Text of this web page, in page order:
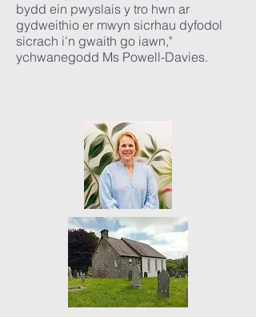
bydd ein pwyslais y tro hwn ar
gydweithio er mwyn sicrhau dyfodol
sicrach i'n gwaith go iawn,"
ychwanegodd Ms Powell-Davies.